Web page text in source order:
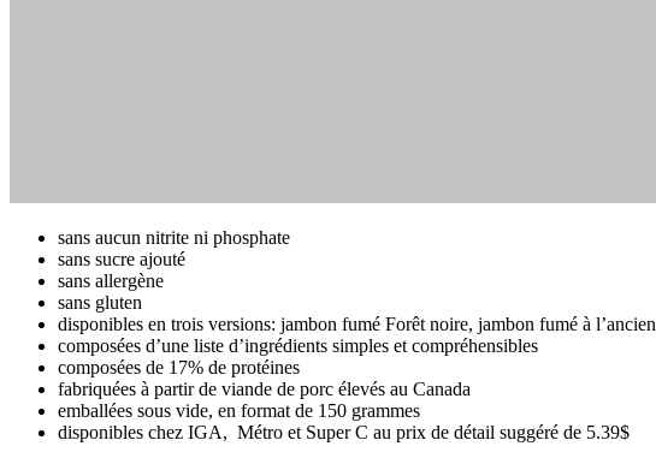
sans aucun nitrite ni phosphate
sans sucre ajouté
sans allergène
sans gluten
disponibles en trois versions: jambon fumé Forêt noire, jambon fumé à
composées d’une liste d’ingrédients simples et compréhensibles
composées de 17% de protéines
fabriquées à partir de viande de porc élevés au Canada
emballées sous vide, en format de 150 grammes
disponibles chez IGA, Métro et Super C au prix de détail suggéré de 5.39$